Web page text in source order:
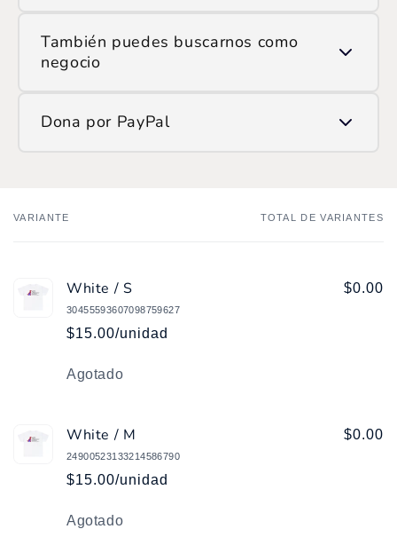
Ingresa el monto que deseas donar y confirma la
transacción.
También puedes buscarnos como
negocio
Si prefieres hacerlo manualmente, encuéntranos en
ATH Móvil como:
Dona por PayPal
Tu
VARIANTE TOTAL DE VARIANTES
White / S
30455593607098759627
$15.00/unidad
$0.00
Cantidad
Agotado
White / M
24900523133214586790
$15.00/unidad
$0.00
Cantidad
Agotado